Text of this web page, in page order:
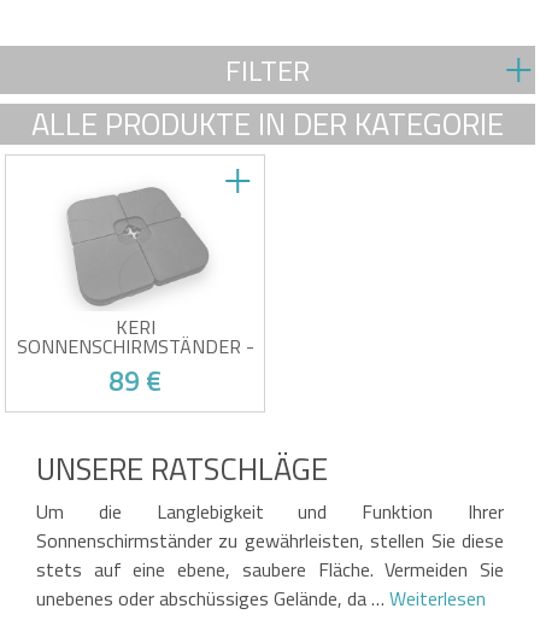
FILTER
ALLE PRODUKTE IN DER KATEGORIE
KERI
SONNENSCHIRMSTÄNDER -
SET MIT 4 SCHWARZEN
KUNSTSTOFF-
BESCHWERUNGSKISSEN
89 €
Passend für Sonnenschirme
der Größen 2,5 x 2,5 m und 3
Farbe: Schwarz
Robustes Material:
Kunststoff
Opfer seines eigenen Erfolgs!
UNSERE RATSCHLÄGE
Um die Langlebigkeit und Funktion Ihrer
Sonnenschirmständer zu gewährleisten, stellen Sie diese
stets auf eine ebene, saubere Fläche. Vermeiden Sie
unebenes oder abschüssiges Gelände, da … Weiterlesen